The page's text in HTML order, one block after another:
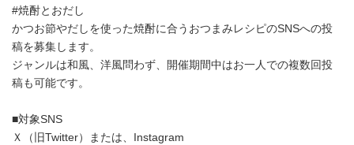
#焼酎とおだし
かつお節やだしを使った焼酎に合うおつまみレシピのSNSへの投
稿を募集します。
ジャンルは和風、洋風問わず、開催期間中はお一人での複数回投
稿も可能です。
■対象SNS
Ｘ（旧Twitter）または、Instagram